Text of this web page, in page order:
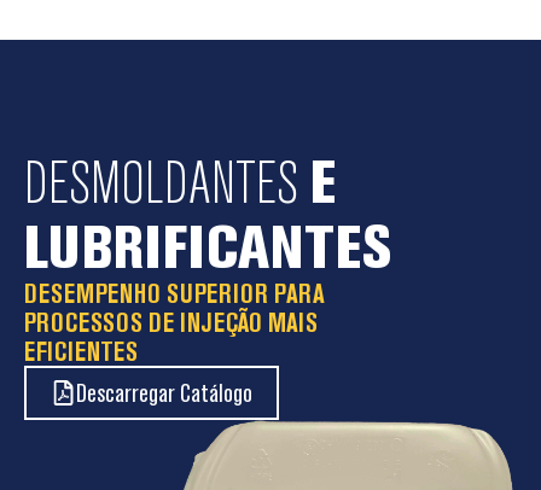
remover contaminantes de forma rápida e sem
Saber mais
DESMOLDANTES E
LUBRIFICANTES
DESEMPENHO SUPERIOR PARA
PROCESSOS DE INJEÇÃO MAIS
EFICIENTES
Descarregar Catálogo